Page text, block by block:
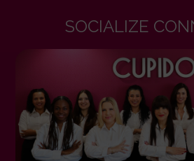
SOCIALIZE